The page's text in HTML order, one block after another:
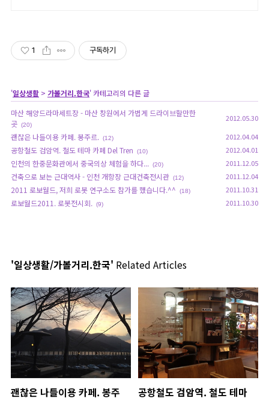
1 구독하기
'일상생활 > 가볼거리.한국' 카테고리의 다른 글
마산 해양드라마세트장 - 마산 창원에서 가볍게 드라이브할만한
곳 (20)
2012.05.30
괜찮은 나들이용 카페. 봉주르. (12) 2012.04.04
공항철도 검암역. 철도 테마 카페 Del Tren (10) 2012.04.01
인천의 한중문화관에서 중국의상 체험을 하다... (20) 2011.12.05
건축으로 보는 근대역사 - 인천 개항장 근대건축전시관 (12) 2011.12.04
2011 로보월드, 저희 로봇 연구소도 참가를 했습니다.^^ (18) 2011.10.31
로보월드2011. 로봇전시회. (9) 2011.10.30
'일상생활/가볼거리.한국' Related Articles
괜찮은 나들이용 카페. 봉주
공항철도 검암역. 철도 테마